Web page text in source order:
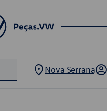
Nova Serrana